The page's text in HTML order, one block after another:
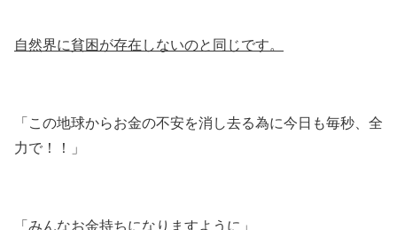
自然界に貧困が存在しないのと同じです。
「この地球からお金の不安を消し去る為に今日も毎秒、全
力で！！」
「みんなお金持ちになりますように」